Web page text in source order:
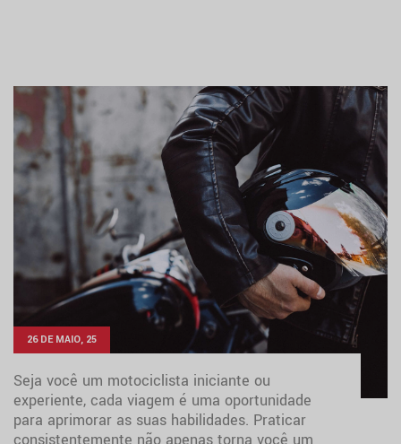
26 DE MAIO, 25
Seja você um motociclista iniciante ou
experiente, cada viagem é uma oportunidade
para aprimorar as suas habilidades. Praticar